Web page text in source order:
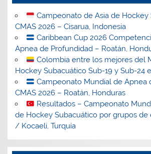
Campeonato de Asia de Hockey
CMAS 2026 – Cisarua, Indonesia
Caribbean Cup 2026
Apnea de Profundidad – Roatán,
Colombia entre los mejores del
Hockey Subacuático Sub-19 y Sub-24
Campeonato Mundial de Apnea
CMAS 2026 – Roatán, Honduras
Resultados – Campeonato
de Hockey Subacuático por grupos de
/ Kocaeli, Turquía